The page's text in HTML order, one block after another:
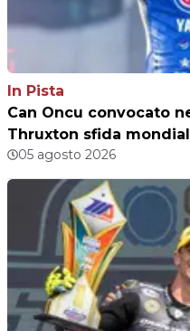
In Pista
Can Oncu convocato
Thruxton sfida
05 agosto 2026